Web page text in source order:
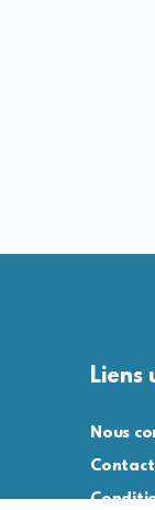
Liens
Nous
Contact